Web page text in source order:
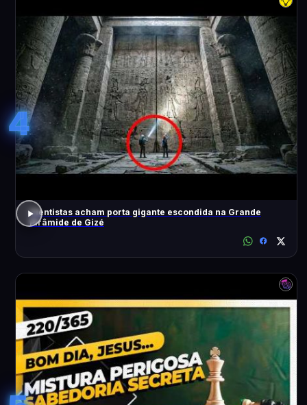
4
Cientistas acham porta gigante escondida na Grande
Pirâmide de Gizé